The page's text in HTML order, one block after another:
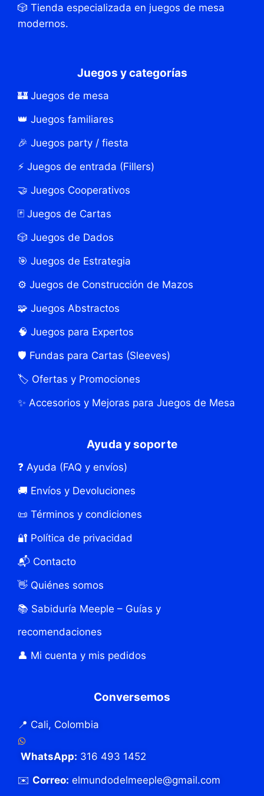
🎲 Tienda especializada en juegos de mesa
modernos.
Juegos y categorías
🏰 Juegos de mesa
👑 Juegos familiares
🎉 Juegos party / fiesta
⚡ Juegos de entrada (Fillers)
🤝 Juegos Cooperativos
🃏 Juegos de Cartas
🎲 Juegos de Dados
🎯 Juegos de Estrategia
⚙️ Juegos de Construcción de Mazos
🧩 Juegos Abstractos
🧠 Juegos para Expertos
🛡️ Fundas para Cartas (Sleeves)
🏷️ Ofertas y Promociones
✨ Accesorios y Mejoras para Juegos de Mesa
Ayuda y soporte
❓ Ayuda (FAQ y envíos)
🚚 Envíos y Devoluciones
📜 Términos y condiciones
🔐 Política de privacidad
📬 Contacto
👋 Quiénes somos
📚 Sabiduría Meeple – Guías y
recomendaciones
👤 Mi cuenta y mis pedidos
Conversemos
📍 Cali, Colombia
WhatsApp: 316 493 1452
✉️ Correo: elmundodelmeeple@gmail.com